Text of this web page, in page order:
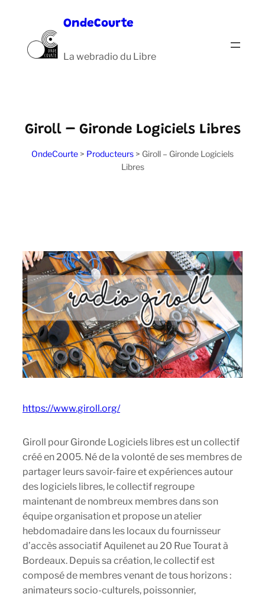
contenu
OndeCourte
La webradio du Libre
Giroll – Gironde Logiciels Libres
OndeCourte > Producteurs > Giroll – Gironde Logiciels
Libres
https://www.giroll.org/
Giroll pour Gironde Logiciels libres est un collectif
créé en 2005. Né de la volonté de ses membres de
partager leurs savoir-faire et expériences autour
des logiciels libres, le collectif regroupe
maintenant de nombreux membres dans son
équipe organisation et propose un atelier
hebdomadaire dans les locaux du fournisseur
d’accès associatif Aquilenet au 20 Rue Tourat à
Bordeaux. Depuis sa création, le collectif est
composé de membres venant de tous horizons :
animateurs socio-culturels, poissonnier,